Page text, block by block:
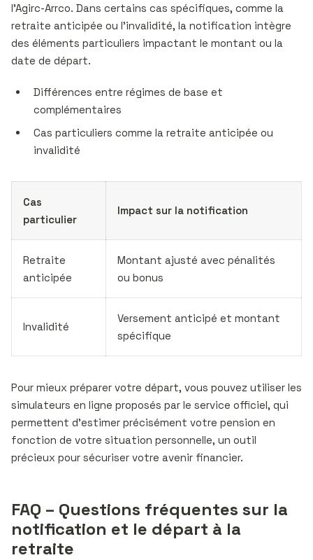
l’Agirc-Arrco. Dans certains cas spécifiques, comme la
retraite anticipée ou l’invalidité, la notification intègre
des éléments particuliers impactant le montant ou la
date de départ.
Différences entre régimes de base et
complémentaires
Cas particuliers comme la retraite anticipée ou
invalidité
Cas
particulier
Impact sur la notification
Retraite
anticipée
Montant ajusté avec pénalités
ou bonus
Invalidité
Versement anticipé et montant
spécifique
Pour mieux préparer votre départ, vous pouvez utiliser les
simulateurs en ligne proposés par le service officiel, qui
permettent d’estimer précisément votre pension en
fonction de votre situation personnelle, un outil
précieux pour sécuriser votre avenir financier.
FAQ – Questions fréquentes sur la
notification et le départ à la
retraite